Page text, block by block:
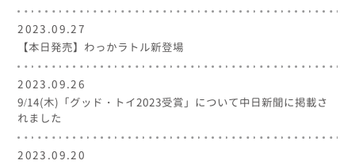
2023.09.27
【本日発売】わっかラトル新登場
2023.09.26
9/14(木)「グッド・トイ2023受賞」について中日新聞に掲載さ
れました
2023.09.20